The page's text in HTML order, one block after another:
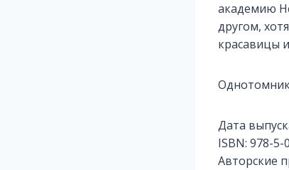
академию
другом,
красавицы
Дата
ISBN: 978-
Авторские